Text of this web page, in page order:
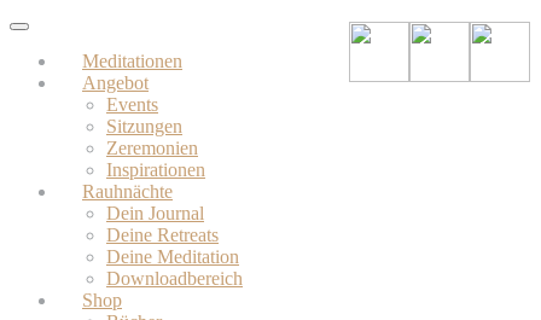
Skip
main
content
Toggle
navigationMeditationen
Angebot
Events
Sitzungen
Zeremonien
Inspirationen
Rauhnächte
Dein Journal
Deine Retreats
Deine Meditation
Downloadbereich
Shop